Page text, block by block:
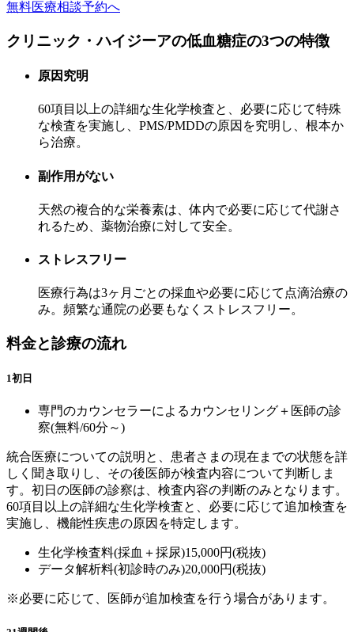
無料医療相談予約へ
クリニック・ハイジーアの低血糖症の3つの特徴
原因究明
60項目以上の詳細な生化学検査と、必要に応じて特殊
な検査を実施し、PMS/PMDDの原因を究明し、根本か
ら治療。
副作用がない
天然の複合的な栄養素は、体内で必要に応じて代謝さ
れるため、薬物治療に対して安全。
ストレスフリー
医療行為は3ヶ月ごとの採血や必要に応じて点滴治療の
み。頻繁な通院の必要もなくストレスフリー。
料金と診療の流れ
1初日
専門のカウンセラーによるカウンセリング＋医師の診
察(無料/60分～)
統合医療についての説明と、患者さまの現在までの状態を詳
しく聞き取りし、その後医師が検査内容について判断しま
す。初日の医師の診察は、検査内容の判断のみとなります。
60項目以上の詳細な生化学検査と、必要に応じて追加検査を
実施し、機能性疾患の原因を特定します。
生化学検査料(採血＋採尿)15,000円(税抜)
データ解析料(初診時のみ)20,000円(税抜)
※必要に応じて、医師が追加検査を行う場合があります。